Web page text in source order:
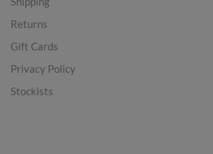
Returns
Gift Cards
Privacy Policy
Stockists